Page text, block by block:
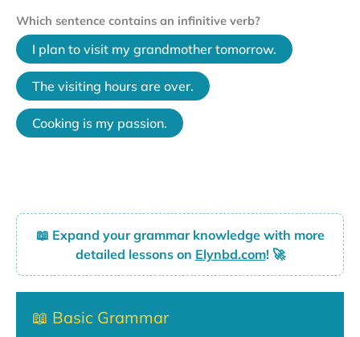
Which sentence contains an infinitive verb?
I plan to visit my grandmother tomorrow.
The visiting hours are over.
Cooking is my passion.
📖 Expand your grammar knowledge with more
detailed lessons on Elynbd.com! 🚀
📖 Basic Grammar